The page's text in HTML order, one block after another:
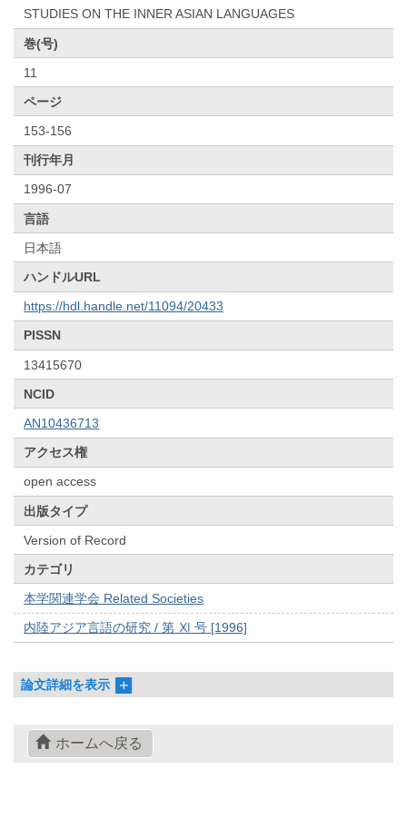
STUDIES ON THE INNER ASIAN LANGUAGES
巻(号)
11
ページ
153-156
刊行年月
1996-07
言語
日本語
ハンドルURL
https://hdl.handle.net/11094/20433
PISSN
13415670
NCID
AN10436713
アクセス権
open access
出版タイプ
Version of Record
カテゴリ
本学関連学会 Related Societies
内陸アジア言語の研究 / 第 Ⅺ 号 [1996]
論文詳細を表示
ホームへ戻る